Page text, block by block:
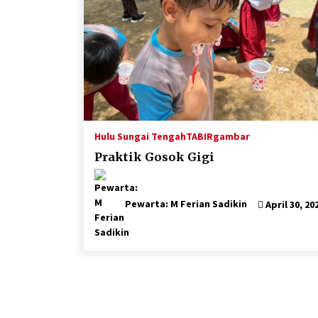
Hulu Sungai TengahTABIRgambar
Praktik Gosok Gigi
Pewarta: M Ferian Sadikin April 30,